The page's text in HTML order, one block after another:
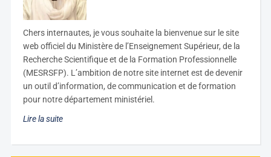
Chers internautes, je vous souhaite la bienvenue sur le site
web officiel du Ministère de l’Enseignement Supérieur, de la
Recherche Scientifique et de la Formation Professionnelle
(MESRSFP). L’ambition de notre site internet est de devenir
un outil d’information, de communication et de formation
pour notre département ministériel.
Lire la suite